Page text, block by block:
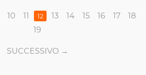
10 11 12 13 14 15 16 17
18
19
SUCCESSIVO